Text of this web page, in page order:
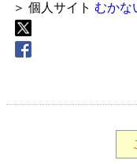
＞ 個人サイト むかな